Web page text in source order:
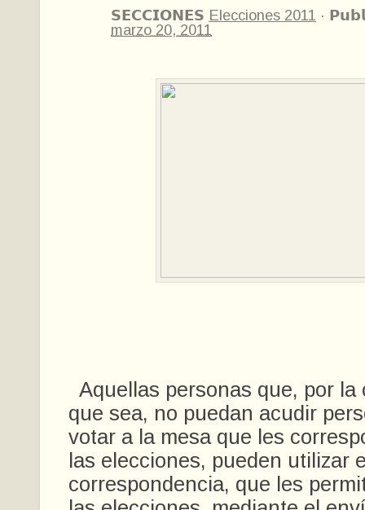
𝗦𝗘𝗖𝗖𝗜𝗢𝗡𝗘𝗦 Elecciones 2011 ·
marzo 20, 2011
Aquellas personas que, por
que sea, no puedan acudir
votar a la mesa que les
las elecciones, pueden utilizar
correspondencia, que les